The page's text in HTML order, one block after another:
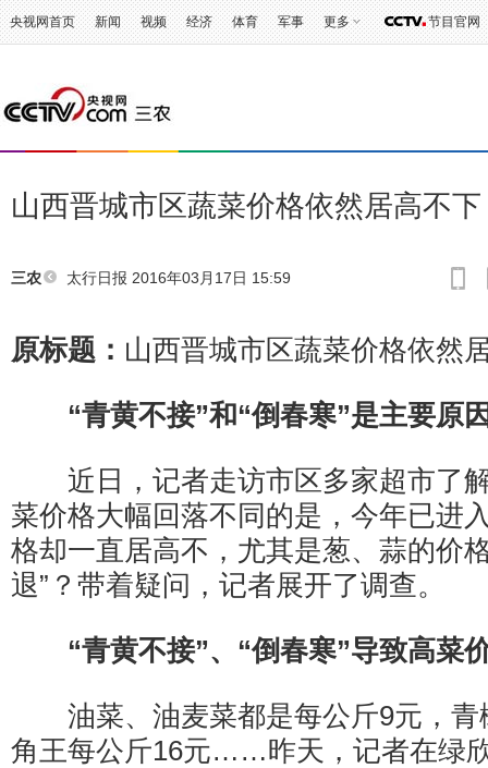
央视网首页 新闻 视频 经济 体育 军事 更多 节目官网
山西晋城市区蔬菜价格依然居高不下
三农 太行日报 2016年03月17日 15:59
原标题： 山西晋城市区蔬菜价格依然
“青黄不接”和“倒春寒”是主要原
近日，记者走访市区多家超市了
菜价格大幅回落不同的是，今年已进
格却一直居高不，尤其是葱、蒜的价
退”？带着疑问，记者展开了调查。
“青黄不接”、“倒春寒”导致高菜
油菜、油麦菜都是每公斤9元，青
角王每公斤16元……昨天，记者在绿